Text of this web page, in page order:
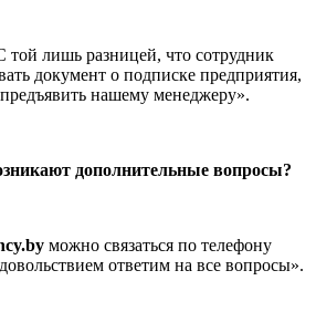
той лишь разницей, что сотрудник
документ о подписке предприятия,
нашему менеджеру».
дополнительные вопросы?
можно связаться по телефону
ответим на все вопросы».